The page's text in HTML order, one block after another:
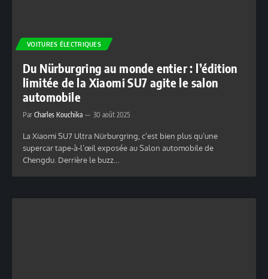
VOITURES ÉLECTRIQUES
Du Nürburgring au monde entier : l’édition
limitée de la Xiaomi SU7 agite le salon
automobile
Par Charles Kouchika 30 août 2025
La Xiaomi SU7 Ultra Nürburgring, c’est bien plus qu’une
supercar tape-à-l’œil exposée au Salon automobile de
Chengdu. Derrière le buzz…